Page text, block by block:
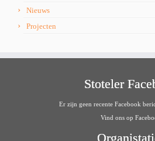
Nieuws
Projecten
Stoteler
Er zijn geen recente Facebook
Vind ons op